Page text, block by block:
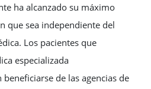
ha alcanzado su máximo
que sea independiente del
Los pacientes que
especializada
de las agencias de